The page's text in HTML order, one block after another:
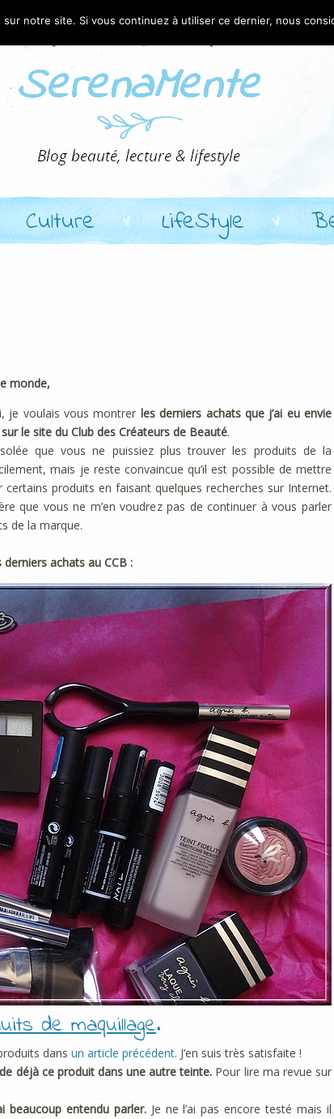
Culture LifeStyle
monde,
je voulais vous montrer les derniers achats que j’ai eu envie
sur le site du Club des Créateurs de Beauté.
que vous ne puissiez plus trouver les produits de la
mais je reste convaincue qu’il est possible de mettre
certains produits en faisant quelques recherches sur Internet.
que vous ne m’en voudrez pas de continuer à vous parler
de la marque.
derniers achats au CCB :
de maquillage.
dans un article précédent. J’en suis très satisfaite !
déjà ce produit dans une autre teinte. Pour lire ma revue sur
beaucoup entendu parler.Je ne l’ai pas encore testé mais il
notre site. Si vous continuez à utiliser ce dernier, nous